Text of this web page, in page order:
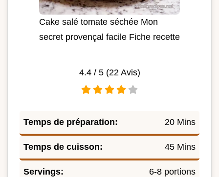
Cake salé tomate séchée Mon
secret provençal facile Fiche recette
4.4/ 5 (22 Avis)
Temps de préparation: 20 Mins
Temps de cuisson: 45 Mins
Servings: 6-8 portions